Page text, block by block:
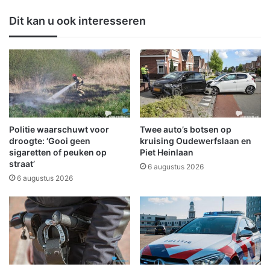
K
i
n
d
c
e
n
t
r
u
m
D
e
e
r
n
i
g
e
A
d
r
i
l
l
e
n
b
n
g
u
Dit kan u ook interesseren
Politie waarschuwt voor
droogte: ‘Gooi geen
sigaretten of peuken op
straat’
6 augustus 2026
Twee auto’s botsen op
kruising Oudewerfslaan en
Piet Heinlaan
6 augustus 2026